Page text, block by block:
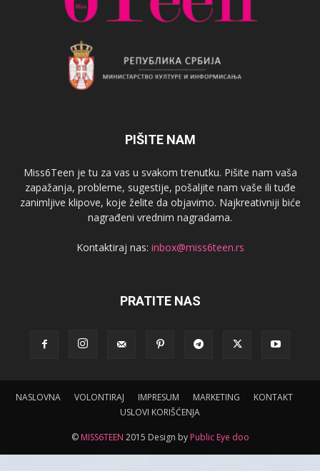
PIŠITE NAM
Miss6Teen je tu za vas u svakom trenutku. Pišite nam vaša
zapažanja, probleme, sugestije, pošaljite nam vaše ili tuđe
zanimljive klipove, koje želite da objavimo. Najkreativniji biće
nagrađeni vrednim nagradama.
Kontaktiraj nas: inbox@miss6teen.rs
PRATITE NAS
NASLOVNA VOLONTIRAJ IMPRESUM MARKETING
KONTAKT
USLOVI KORIŠĆENJA
© MISS6TEEN 2015 Design by Public Eye doo